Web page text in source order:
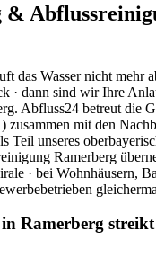
das Wasser nicht mehr
· dann sind wir Ihre
Abfluss24 betreut die
zusammen mit den
Teil unseres
Ramerberg
· bei Wohnhäusern,
Ramerberg streikt